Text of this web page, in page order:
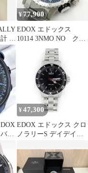
本
¥ 77,900
EDOX エドックス
10114 3NMO NO クォ
ーツ クロノラリー 銀
ー
¥ 47,300
EDOX エドックス クロ
ノラリーS デイデイト